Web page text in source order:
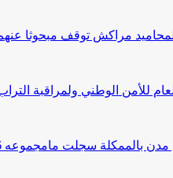
مراكش توقف مبحوثا
للأمن الوطني ولمراقبة